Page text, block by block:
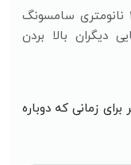
با ثبت نظر خود درباره اولین پردازنده ۳ نانومتری سامسونگ
دیگران بالا بردن
زمانی که دوباره